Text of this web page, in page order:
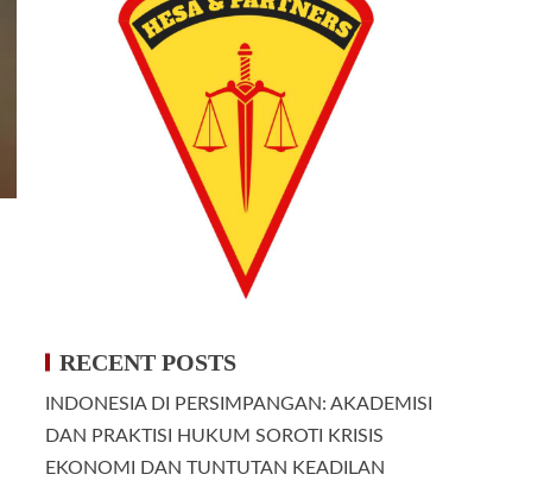
RECENT POSTS
INDONESIA DI PERSIMPANGAN: AKADEMISI
DAN PRAKTISI HUKUM SOROTI KRISIS
EKONOMI DAN TUNTUTAN KEADILAN